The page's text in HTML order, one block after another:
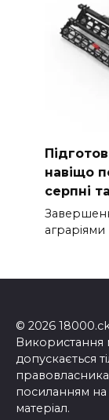
навіщо
серпні
аграріями
© 2026
Використання
допускається
посиланням на
матеріал.